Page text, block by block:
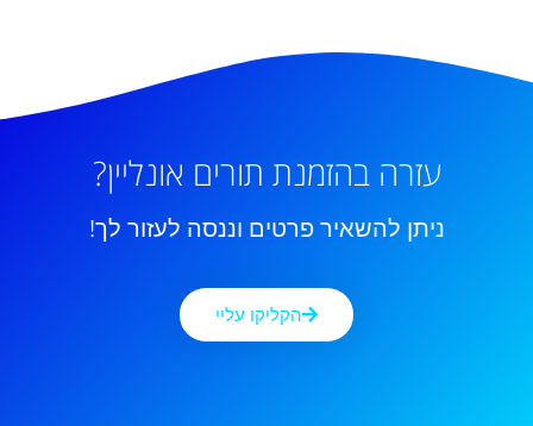
עזרה בהזמנת תורים אונליין?
ניתן להשאיר פרטים וננסה לעזור לך!
הקליקו עליי